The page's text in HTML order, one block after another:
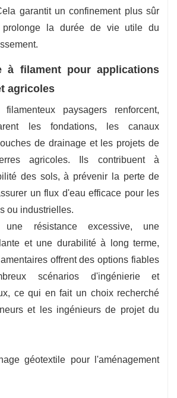
garantit un confinement plus sûr
prolonge la durée de vie utile du
à filament pour applications
agricoles
paysagers renforcent,
les fondations, les canaux
de drainage et les projets de
agricoles. Ils contribuent à
des sols, à prévenir la perte de
un flux d'eau efficace pour les
ou industrielles.
une résistance excessive, une
et une durabilité à long terme,
offrent des options fiables
scénarios d'ingénierie et
ce qui en fait un choix recherché
et les ingénieurs de projet du